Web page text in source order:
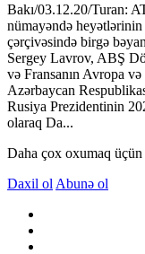
Bakı/03.12.20/Turan:
nümayəndə
çərçivəsində birgə
Sergey Lavrov, ABŞ
və Fransanın Avropa
Azərbaycan
Rusiya Prezidentinin
olaraq Da...
Daha çox oxumaq
Daxil ol Abunə ol